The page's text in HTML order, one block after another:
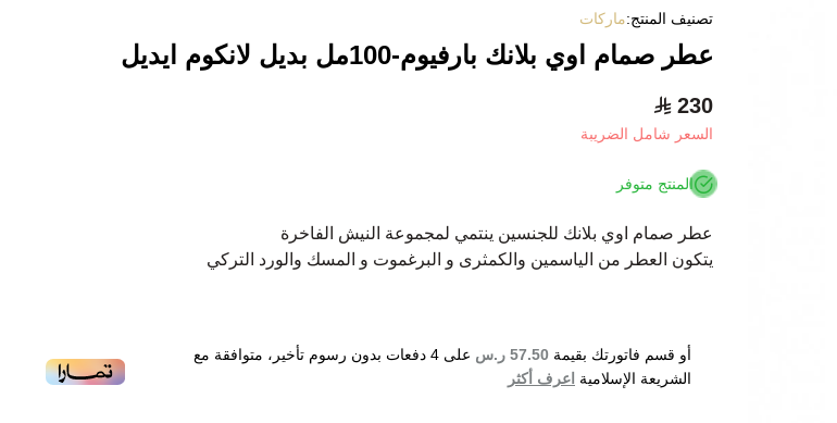
تصنيف المنتج:ماركات
عطر صمام اوي بلانك بارفيوم-100مل بديل لانكوم ايديل
230
السعر شامل الضريبة
المنتج متوفر
عطر صمام اوي بلانك للجنسين ينتمي لمجموعة النيش الفاخرة
يتكون العطر من الياسمين والكمثرى و البرغموت و المسك والورد التركي
أو قسم فاتورتك بقيمة 57.50 ر.س على 4 دفعات بدون رسوم تأخير، متوافقة مع
الشريعة الإسلامية اعرف أكثر